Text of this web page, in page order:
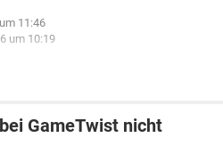
11:46
um 10:19
GameTwist nicht